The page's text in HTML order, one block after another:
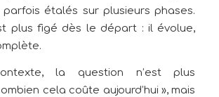
parfois étalés sur plusieurs phases.
plus figé dès le départ : il évolue,
la question n’est plus
cela coûte aujourd’hui », mais